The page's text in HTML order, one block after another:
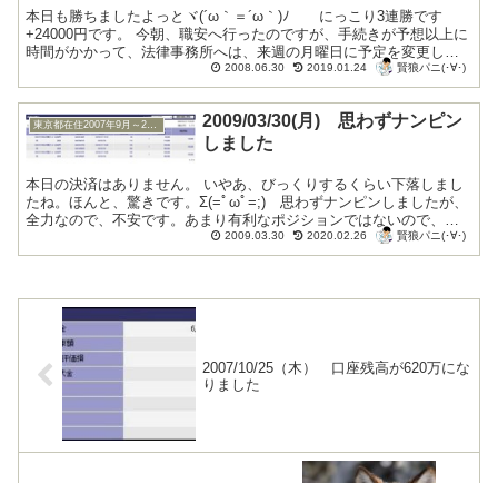
本日も勝ちましたよっとヾ(´ω｀＝´ω｀)ﾉ にっこり3連勝です
+24000円です。 今朝、職安へ行ったのですが、手続きが予想以上に
時間がかかって、法律事務所へは、来週の月曜日に予定を変更して
もらいました。医師の診断書を職安へ提...
2008.06.30 2019.01.24 賢狼パニ(･∀･)
東京都在住2007年9月～2009年10月
2009/03/30(月) 思わずナンピン
しました
本日の決済はありません。 いやあ、びっくりするくらい下落しまし
たね。ほんと、驚きです。Σ(=ﾟωﾟ=;) 思わずナンピンしましたが、
全力なので、不安です。あまり有利なポジションではないので、奇
跡でも起きないかぎり、損切りが濃厚です。今...
2009.03.30 2020.02.26 賢狼パニ(･∀･)
2007/10/25（木） 口座残高が620万にな
りました